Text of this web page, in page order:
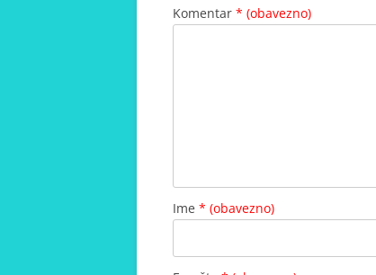
Komentar * (obavezno)
Ime * (obavezno)